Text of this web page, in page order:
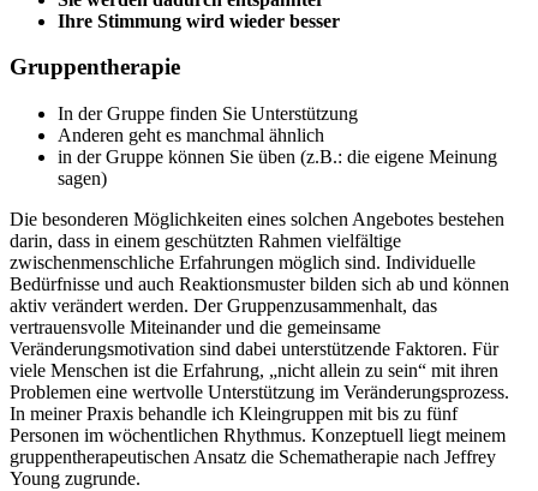
Ihre Stimmung wird wieder besser
Gruppentherapie
In der Gruppe finden Sie Unterstützung
Anderen geht es manchmal ähnlich
in der Gruppe können Sie üben (z.B.: die eigene Meinung
sagen)
Die besonderen Möglichkeiten eines solchen Angebotes bestehen
darin, dass in einem geschützten Rahmen vielfältige
zwischenmenschliche Erfahrungen möglich sind. Individuelle
Bedürfnisse und auch Reaktionsmuster bilden sich ab und können
aktiv verändert werden. Der Gruppenzusammenhalt, das
vertrauensvolle Miteinander und die gemeinsame
Veränderungsmotivation sind dabei unterstützende Faktoren. Für
viele Menschen ist die Erfahrung, „nicht allein zu sein“ mit ihren
Problemen eine wertvolle Unterstützung im Veränderungsprozess.
In meiner Praxis behandle ich Kleingruppen mit bis zu fünf
Personen im wöchentlichen Rhythmus. Konzeptuell liegt meinem
gruppentherapeutischen Ansatz die Schematherapie nach Jeffrey
Young zugrunde.